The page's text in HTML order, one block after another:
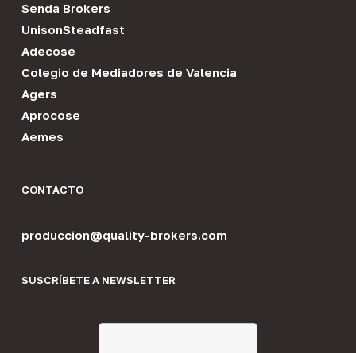
Senda Brokers
UnisonSteadfast
Adecose
Colegio de Mediadores de Valencia
Agers
Aprocose
Aemes
CONTACTO
produccion@quality-brokers.com
SUSCRÍBETE A NEWSLETTER